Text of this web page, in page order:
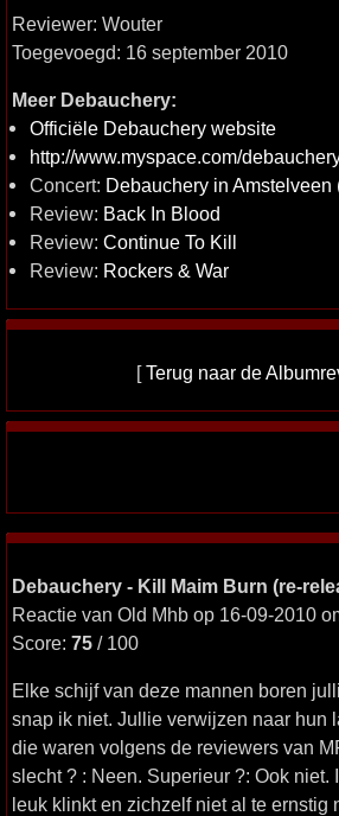
Reviewer: Wouter
Toegevoegd: 16 september 2010
Meer Debauchery:
Officiële Debauchery website
http://www.myspace.com/
Concert: Debauchery in Amstelveen
Review: Back In Blood
Review: Continue To Kill
Review: Rockers & War
[Terug naar de
Debauchery - Kill Maim Burn (re-
Reactie van Old Mhb op 16-09-2010
Score: 75 / 100
Elke schijf van deze mannen boren
snap ik niet. Jullie verwijzen naar hun
die waren volgens de reviewers van
slecht ? : Neen. Superieur ?: Ook niet.
leuk klinkt en zichzelf niet al te ernstig